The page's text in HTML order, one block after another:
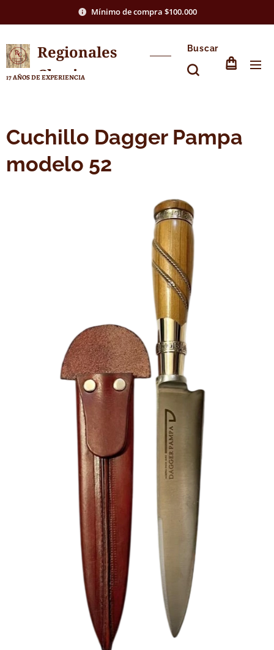
Mínimo de compra $100.000
Regionales
Chasico
17 AÑOS DE EXPERIENCIA
Buscar
Cuchillo Dagger Pampa
modelo 52